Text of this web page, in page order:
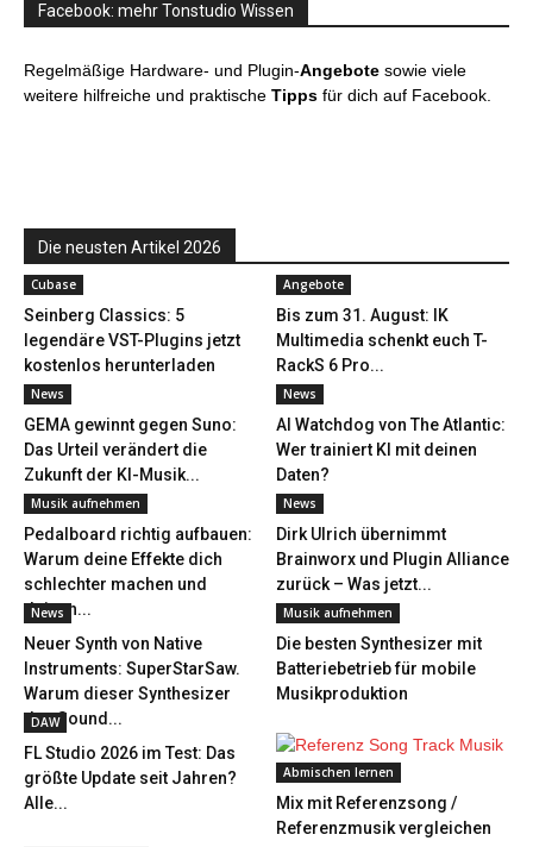
Facebook: mehr Tonstudio Wissen
Regelmäßige Hardware- und Plugin-Angebote sowie viele
weitere hilfreiche und praktische Tipps für dich auf Facebook.
Die neusten Artikel 2026
Cubase
Seinberg Classics: 5
legendäre VST-Plugins jetzt
kostenlos herunterladen
Angebote
Bis zum 31. August: IK
Multimedia schenkt euch T-
RackS 6 Pro...
News
GEMA gewinnt gegen Suno:
Das Urteil verändert die
Zukunft der KI-Musik...
News
AI Watchdog von The Atlantic:
Wer trainiert KI mit deinen
Daten?
Musik aufnehmen
Pedalboard richtig aufbauen:
Warum deine Effekte dich
schlechter machen und
deinen...
News
Dirk Ulrich übernimmt
Brainworx und Plugin Alliance
zurück – Was jetzt...
News
Neuer Synth von Native
Instruments: SuperStarSaw.
Warum dieser Synthesizer
den Sound...
Musik aufnehmen
Die besten Synthesizer mit
Batteriebetrieb für mobile
Musikproduktion
DAW
FL Studio 2026 im Test: Das
größte Update seit Jahren?
Alle...
Abmischen lernen
Mix mit Referenzsong /
Referenzmusik vergleichen